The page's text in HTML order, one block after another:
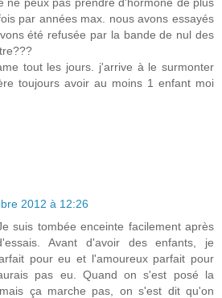
par années max. nous avons essayés
été refusée par la bande de nul des
tout les jours. j'arrive à le surmonter
toujours avoir au moins 1 enfant moi
2012 à 12:26
suis tombée enceinte facilement après
Avant d'avoir des enfants, je
pour eu et l'amoureux parfait pour
pas eu. Quand on s'est posé la
ça marche pas, on s'est dit qu'on